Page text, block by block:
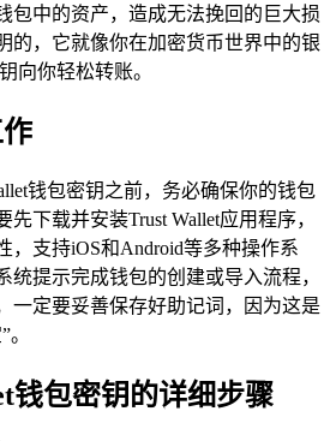
包中的资产，造成无法挽回的巨大损
的，它就像你在加密货币世界中的银
向你轻松转账。
钱包密钥之前，务必确保你的钱包
下载并安装Trust Wallet应用程序，
，支持iOS和Android等多种操作系
统提示完成钱包的创建或导入流程，
一定要妥善保存好助记词，因为这是
钱包密钥的详细步骤